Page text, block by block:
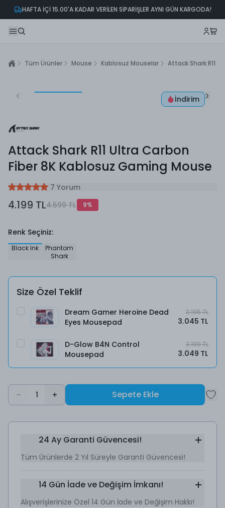
HAFTA İÇİ 15.00'A KADAR VERİLEN SİPARİŞLER AYNI GÜN KARGODA!
Tüm Ürünler Mouse Kablosuz Mouselar Attack Shark R11
İndirim
Attack Shark R11 Ultra Carbon
Fiber 8K Kablosuz Gaming Mouse
7 Yorum
4.199 TL4.599 TL 9%
Renk Seçiniz:
Black Ink
Phantom
Shark
Size Özel Teklif
Dream Gamer Heroine Dead
Eyes Mousepad
3.195 TL
3.045 TL
D-Glow B4N Control
Mousepad
3.199 TL
3.049 TL
1 Sepete Ekle
24 Ay Garanti Güvencesi!
Tüm Ürünlerde 2 Yıl Süreyle Garanti Güvencesi!
14 Gün İade ve Değişim İmkanı!
Alışverişlerinize Özel 14 Gün İade ve Değişim Hakkı!